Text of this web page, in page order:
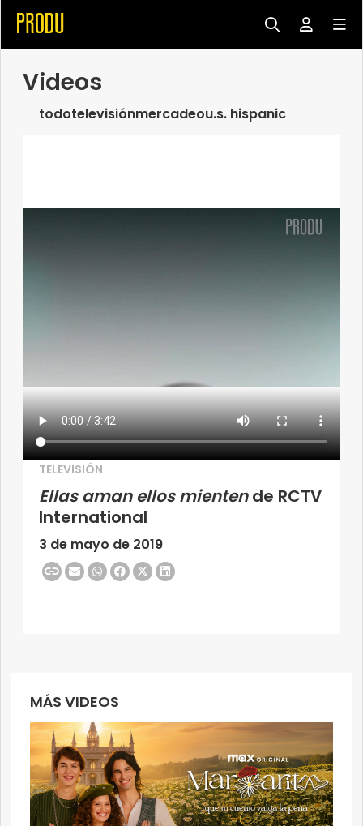
Videos
todotelevisiónmercadeou.s. hispanic
TELEVISIÓN
Ellas aman ellos mientende RCTV
International
3 de mayo de 2019
MÁS VIDEOS